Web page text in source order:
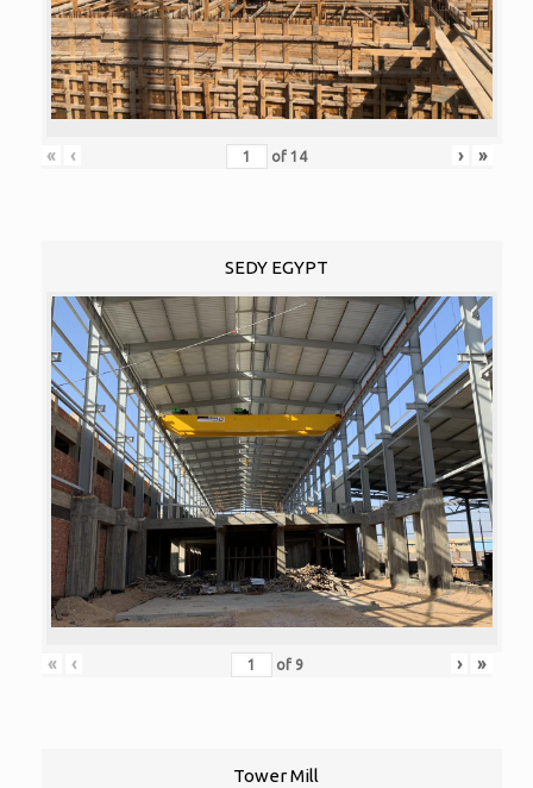
« ‹ of 14 › »
SEDY EGYPT
« ‹ of 9 › »
Tower Mill